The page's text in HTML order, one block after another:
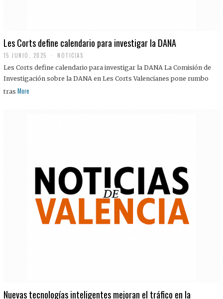
Les Corts define calendario para investigar la DANA
15 JUNIO, 2025 NOTICIAS
Les Corts define calendario para investigar la DANA La Comisión de
Investigación sobre la DANA en Les Corts Valencianes pone rumbo
tras More
Nuevas tecnologías inteligentes mejoran el tráfico en la